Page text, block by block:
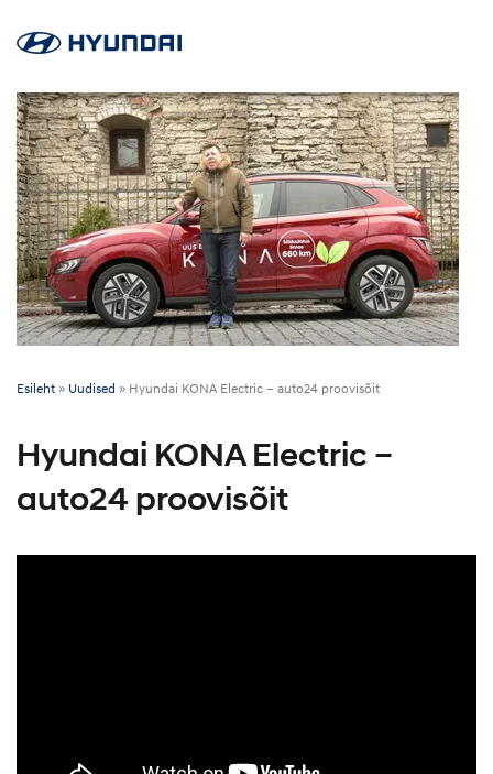
Esileht » Uudised » Hyundai KONA Electric – auto24 proovisõit
Hyundai KONA Electric –
auto24 proovisõit